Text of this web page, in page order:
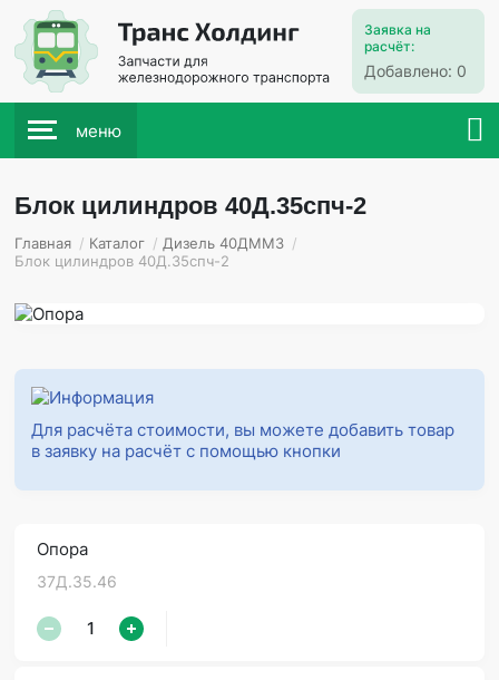
Заявка на
расчёт:
Добавлено: 0
меню
Блок цилиндров 40Д.35спч-2
Главная / Каталог / Дизель 40ДММЗ /
Блок цилиндров 40Д.35спч-2
Для расчёта стоимости, вы можете добавить товар
в заявку на расчёт с помощью кнопки
Опора
37Д.35.46